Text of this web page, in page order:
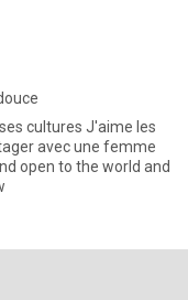
cultures J'aime les
avec une femme